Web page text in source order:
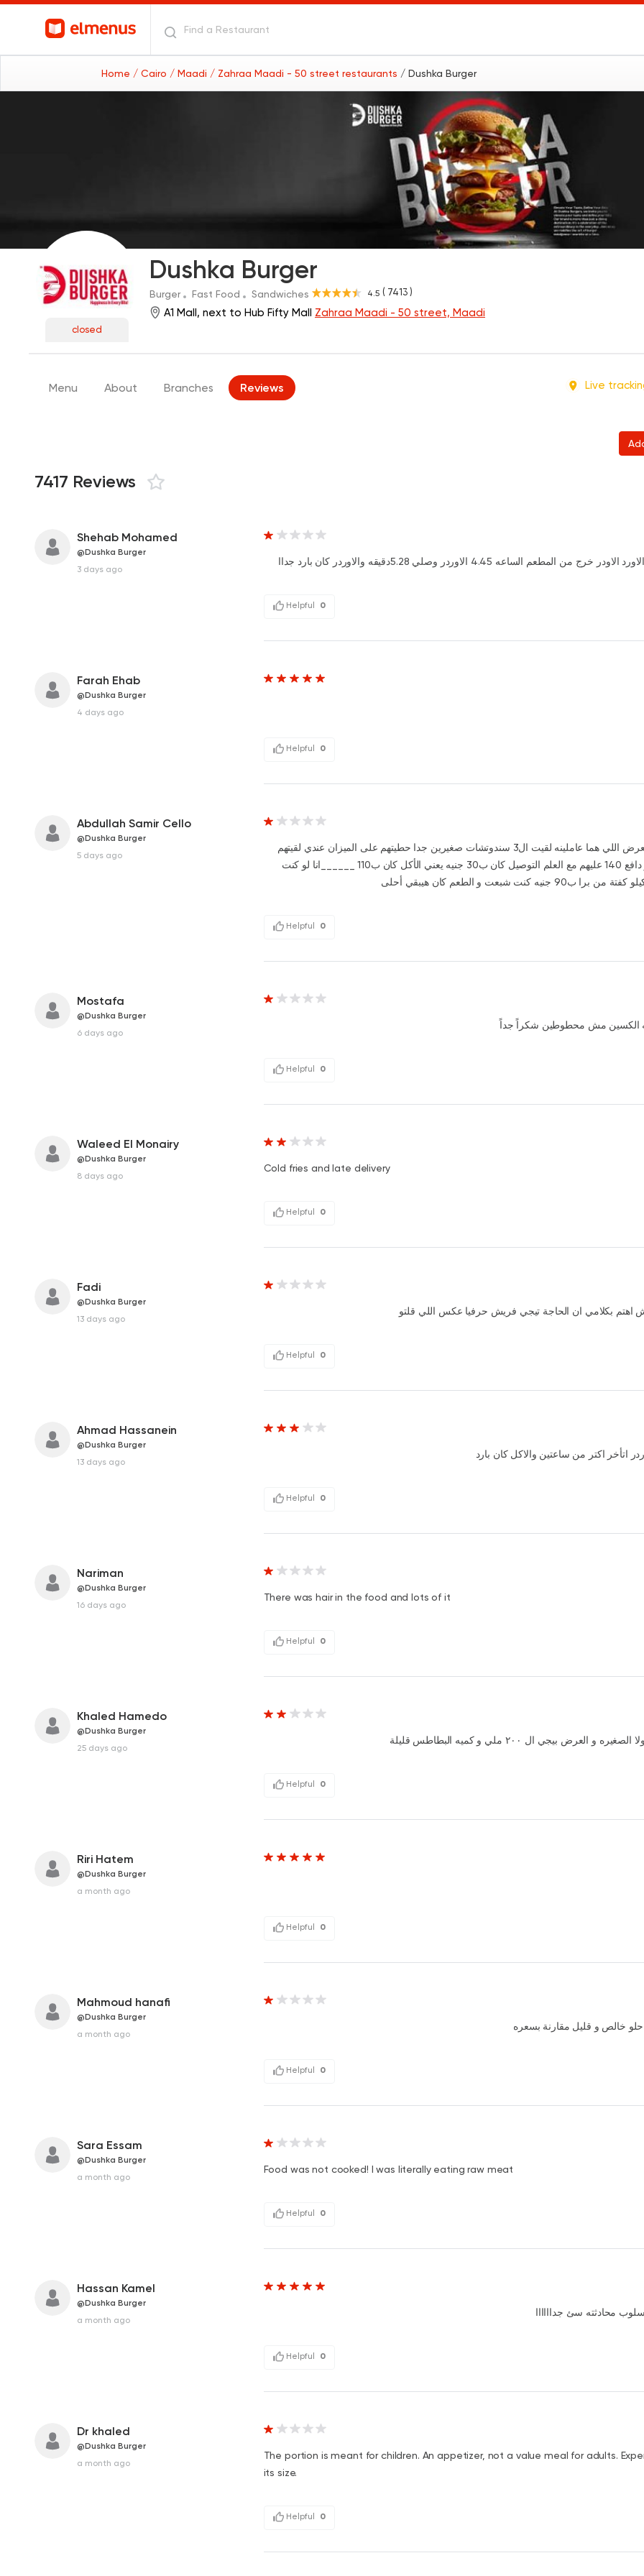
Home / Cairo / Maadi / Zahraa Maadi - 50 street restaurants / Dushka Burger
closed
Dushka Burger
4.5 ( 7413 )
Burger Fast Food Sandwiches
A1 Mall, next to Hub Fifty Mall Zahraa Maadi - 50 street, Maadi
Live
Menu About Branches Reviews
7417 Reviews
Shehab Mohamed
@Dushka Burger
3 days ago
خرج من المطعم الساعه 4.45 الاوردر وصلي 5.28دقيقه والاوردر كان بارد جداا
Helpful 0
Farah Ehab
@Dushka Burger
4 days ago
Helpful 0
Abdullah Samir Cello
@Dushka Burger
5 days ago
انا طلبت العرض اللي هما عاملينه لقيت ال3 سندوتشات صغيرين جدا حطيتهم على الميزان عندي لقيتهم
45 جرام و دافع 140 عليهم مع العلم التوصيل كان ب30 جنيه يعني الأكل كان ب110 ______انا لو كنت
جنيه كنت شبعت و الطعم كان هيبقي أحلى
Helpful 0
Mostafa
@Dushka Burger
6 days ago
الكسين مش محطوطين شكراً جداً
Helpful 0
Waleed El Monairy
@Dushka Burger
8 days ago
Cold fries and late delivery
Helpful 0
Fadi
@Dushka Burger
13 days ago
اهتم بكلامي ان الحاجة تيجي فريش حرفيا عكس اللي قلتو
Helpful 0
Ahmad Hassanein
@Dushka Burger
13 days ago
اتأخر اكتر من ساعتين والاكل كان بارد
Helpful 0
Nariman
@Dushka Burger
16 days ago
There was hair in the food and lots of it
Helpful 0
Khaled Hamedo
@Dushka Burger
25 days ago
و العرض بيجي ال ٢٠٠ ملي و كميه البطاطس قليلة
Helpful 0
Riri Hatem
@Dushka Burger
a month ago
Helpful 0
Mahmoud hanafi
@Dushka Burger
a month ago
خالص و قليل مقارنة بسعره
Helpful 0
Sara Essam
@Dushka Burger
a month ago
Food was not cooked! I was literally eating raw meat
Helpful 0
Hassan Kamel
@Dushka Burger
a month ago
محادثته سئ جداااااا
Helpful 0
Dr khaled
@Dushka Burger
a month ago
The portion is meant for children. An appetizer, not a value meal for adults.
its size.
Helpful 0